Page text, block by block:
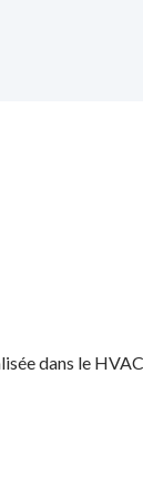
dans le